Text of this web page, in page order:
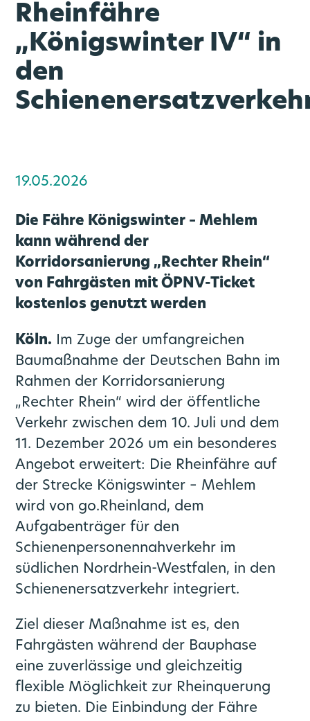
Rheinfähre
„Königswinter IV“ in
den
19.05.2026
Die Fähre Königswinter – Mehlem
kann während der
Korridorsanierung „Rechter Rhein“
von Fahrgästen mit ÖPNV-Ticket
kostenlos genutzt werden
Köln. Im Zuge der umfangreichen
Baumaßnahme der Deutschen Bahn im
Rahmen der Korridorsanierung
„Rechter Rhein“ wird der öffentliche
Verkehr zwischen dem 10. Juli und dem
11. Dezember 2026 um ein besonderes
Angebot erweitert: Die Rheinfähre auf
der Strecke Königswinter – Mehlem
wird von go.Rheinland, dem
Aufgabenträger für den
Schienenpersonennahverkehr im
südlichen Nordrhein-Westfalen, in den
Schienenersatzverkehr integriert.
Ziel dieser Maßnahme ist es, den
Fahrgästen während der Bauphase
eine zuverlässige und gleichzeitig
flexible Möglichkeit zur Rheinquerung
zu bieten. Die Einbindung der Fähre
Verkehrsprodukte
Verkehrsqualität
SPNV-Vergabeverfahren
Die S-Bahn Rheinland kommt
Förderprogramme
Bahnknoten Köln
Bahnknoten Aachen
Rheinisches Revier
Mobilstationen
Park and Ride
Regionale Konzepte
Zukunftsmobilität
Multimodale Datendrehscheibe NRW
Veranstaltungen
LinkedIn News
Video- und Bildmaterial
Pressemeldungen Partner
Pressekontakte
go.Update – Newsletter
go.Rheinland GmbH
Zweckverband
go.Synergie
Gremien
Benefits